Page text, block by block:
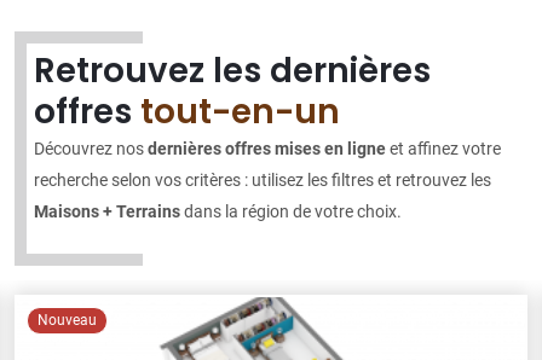
Retrouvez les dernières
offres tout-en-un
Découvrez nosdernières offres mises en ligneet affinez votre
recherche selon vos critères : utilisez les filtres et retrouvez les
Maisons + Terrainsdans la région de votre choix.
Nouveau